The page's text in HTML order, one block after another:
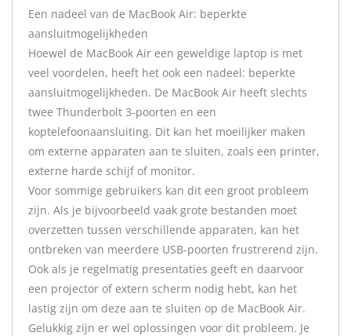
Een nadeel van de MacBook Air: beperkte
aansluitmogelijkheden
Hoewel de MacBook Air een geweldige laptop is met
veel voordelen, heeft het ook een nadeel: beperkte
aansluitmogelijkheden. De MacBook Air heeft slechts
twee Thunderbolt 3-poorten en een
koptelefoonaansluiting. Dit kan het moeilijker maken
om externe apparaten aan te sluiten, zoals een printer,
externe harde schijf of monitor.
Voor sommige gebruikers kan dit een groot probleem
zijn. Als je bijvoorbeeld vaak grote bestanden moet
overzetten tussen verschillende apparaten, kan het
ontbreken van meerdere USB-poorten frustrerend zijn.
Ook als je regelmatig presentaties geeft en daarvoor
een projector of extern scherm nodig hebt, kan het
lastig zijn om deze aan te sluiten op de MacBook Air.
Gelukkig zijn er wel oplossingen voor dit probleem. Je